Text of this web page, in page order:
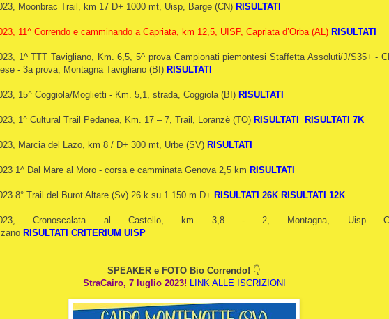
Moonbrac Trail, km 17 D+ 1000 mt, Uisp, Barge (CN) RISULTATI
11^ Correndo e camminando a Capriata, km 12,5, UISP, Capriata d’Orba (AL) RISULTATI
1^ TTT Tavigliano, Km. 6,5, 5^ prova Campionati piemontesi Staffetta Assoluti/J/S35+ -
- 3a prova, Montagna Tavigliano (BI) RISULTATI
15^ Coggiola/Moglietti - Km. 5,1, strada, Coggiola (BI) RISULTATI
1^ Cultural Trail Pedanea, Km. 17 – 7, Trail, Loranzè (TO) RISULTATI RISULTATI 7K
Marcia del Lazo, km 8 / D+ 300 mt, Urbe (SV) RISULTATI
1^ Dal Mare al Moro - corsa e camminata Genova 2,5 km RISULTATI
8° Trail del Burot Altare (Sv) 26 k su 1.150 m D+ RISULTATI 26K RISULTATI 12K
2023, Cronoscalata al Castello, km 3,8 - 2, Montagna, Uisp
RISULTATI CRITERIUM UISP
SPEAKER e FOTO Bio Correndo! 👇
StraCairo, 7 luglio 2023!
LINK ALLE ISCRIZIONI